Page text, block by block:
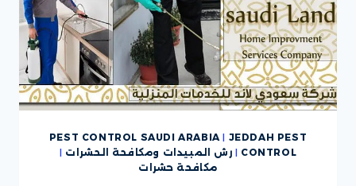
PEST CONTROL SAUDI ARABIA | JEDDAH PEST
CONTROL
| رش المبيدات ومكافحة الحشرات |
مكافحة حشرات